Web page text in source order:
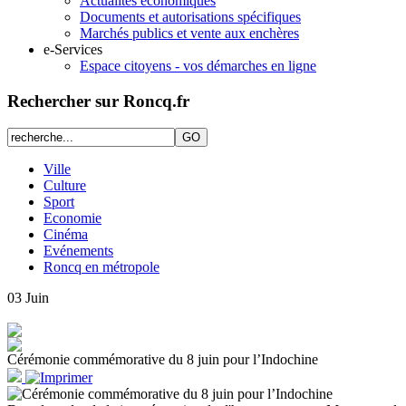
Documents et autorisations spécifiques
Marchés publics et vente aux enchères
e-Services
Espace citoyens - vos démarches en ligne
Rechercher sur Roncq.fr
Ville
Culture
Sport
Economie
Cinéma
Evénements
Roncq en métropole
03 Juin
Cérémonie commémorative du 8 juin pour l’Indochine